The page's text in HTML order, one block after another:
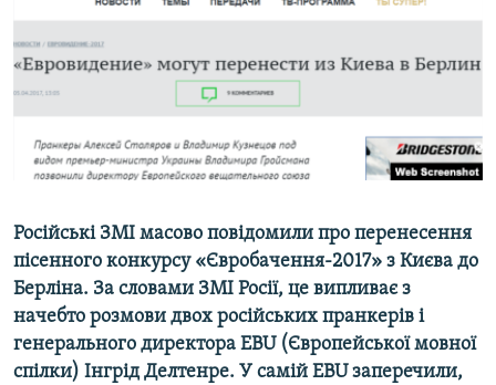
ВІДЕОУРОКИ «ELIFBE»
СВІДЧЕННЯ ОКУПАЦІЇ
УКРАЇНСЬКА ПРОБЛЕМА КРИМУ
Qırımtatar
Усі сайти RFE/RL
Російські ЗМІ масово повідомили про перенесення
пісенного конкурсу «Євробачення-2017» з Києва до
Берліна. За словами ЗМІ Росії, це випливає з
начебто розмови двох російських пранкерів і
генерального директора EBU (Європейської мовної
спілки) Інгрід Делтенре. У самій EBU заперечили,